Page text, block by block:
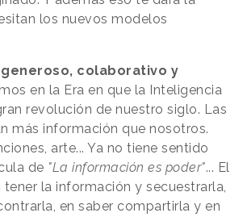
los nuevos modelos
generoso, colaborativo y
en la Era en que la Inteligencia
revolución de nuestro siglo. Las
más información que nosotros.
arte... Ya no tiene sentido
de "La información es poder"... El
la información y secuestrarla,
en saber compartirla y en